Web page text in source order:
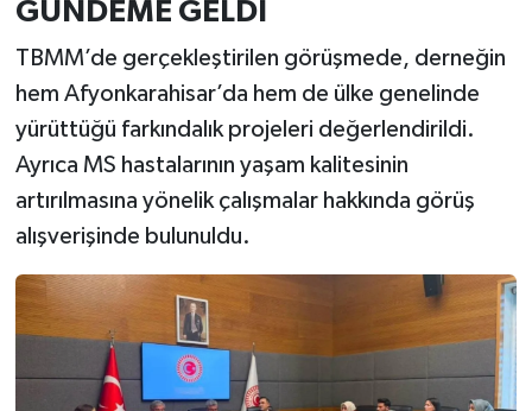
GÜNDEME GELDİ
TBMM’de gerçekleştirilen görüşmede, derneğin
hem Afyonkarahisar’da hem de ülke genelinde
yürüttüğü farkındalık projeleri değerlendirildi.
Ayrıca MS hastalarının yaşam kalitesinin
artırılmasına yönelik çalışmalar hakkında görüş
alışverişinde bulunuldu.